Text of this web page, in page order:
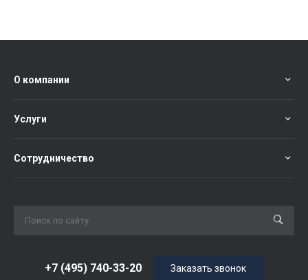
О компании
Услуги
Сотрудничество
+7 (495) 740-33-20 Заказать звонок